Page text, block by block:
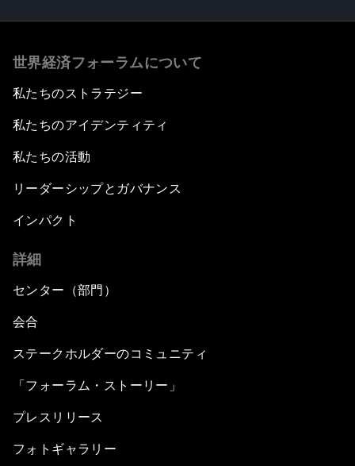
世界経済フォーラムについて
私たちのストラテジー
私たちのアイデンティティ
私たちの活動
リーダーシップとガバナンス
インパクト
詳細
センター（部門）
会合
ステークホルダーのコミュニティ
「フォーラム・ストーリー」
プレスリリース
フォトギャラリー